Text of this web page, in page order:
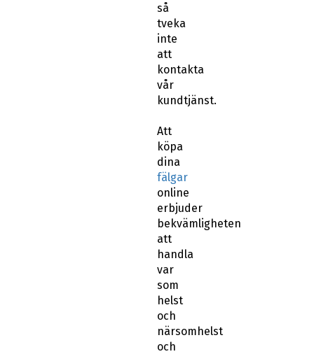
så
tveka
inte
att
kontakta
vår
kundtjänst.
Att
köpa
dina
fälgar
online
erbjuder
bekvämligheten
att
handla
var
som
helst
och
närsomhelst
och